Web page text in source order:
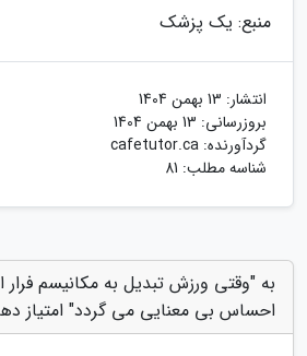
منبع: یک پزشک
انتشار: 13 بهمن 1404
بروزرسانی: 13 بهمن 1404
گردآورنده: cafetutor.ca
شناسه مطلب: 81
به "وقتی ورزش تبدیل به مکانیسم
احساس بی معنایی می گردد" امتیاز